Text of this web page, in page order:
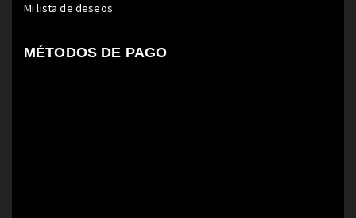
Mi lista de deseos
MÉTODOS DE PAGO